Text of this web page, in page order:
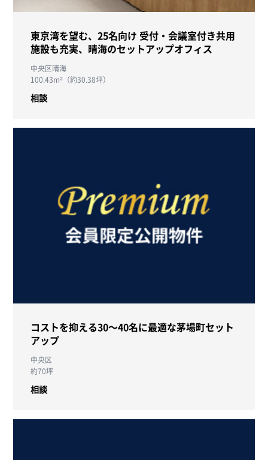
東京湾を望む、25名向け 受付・会議室付き共用
施設も充実、晴海のセットアップオフィス
中央区晴海
100.43m²（約30.38坪）
相談
コストを抑える30～40名に最適な茅場町セット
アップ
中央区
約70坪
相談